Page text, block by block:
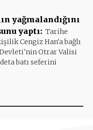
yağmalandığını
yaptı: Tarihe
Cengiz Han'a bağlı
Otrar Valisi
batı seferini